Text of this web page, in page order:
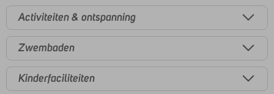
Activiteiten & ontspanning
Zwembaden
Kinderfaciliteiten